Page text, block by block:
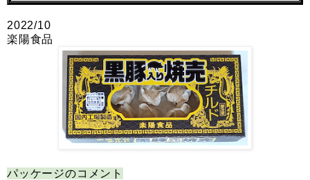
2022/10
楽陽食品
パッケージのコメント